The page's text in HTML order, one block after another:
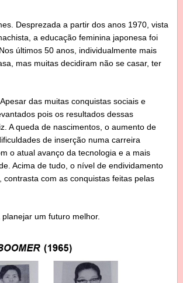
Desprezada a partir dos anos 1970, vista
a educação feminina japonesa foi
últimos 50 anos, individualmente mais
mas muitas decidiram não se casar, ter
das muitas conquistas sociais e
pois os resultados dessas
A queda de nascimentos, o aumento de
de inserção numa carreira
o atual avanço da tecnologia e a mais
Acima de tudo, o nível de endividamento
com as conquistas feitas pelas
um futuro melhor.